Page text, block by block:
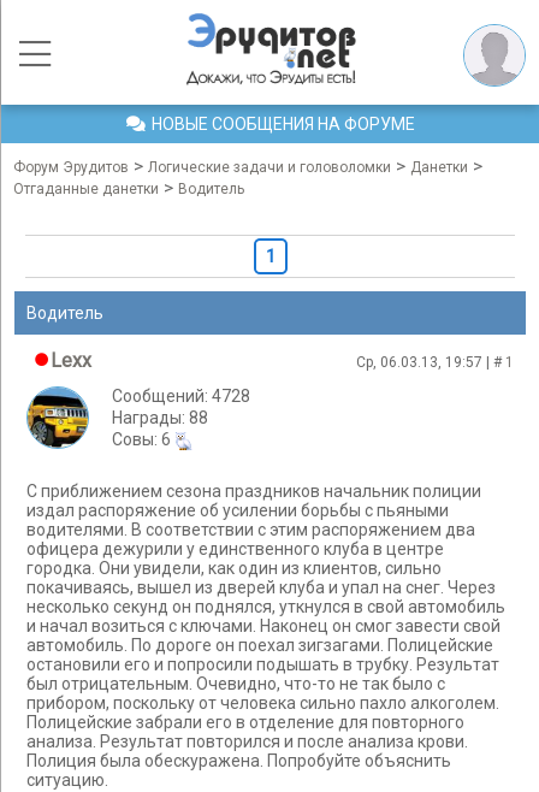
НОВЫЕ СООБЩЕНИЯ НА ФОРУМЕ
Форум Эрудитов > Логические задачи и головоломки > Данетки >
Отгаданные данетки > Водитель
1
Водитель
Lexx Ср, 06.03.13, 19:57 | # 1
Сообщений: 4728
Награды: 88
Cовы: 6
С приближением сезона праздников начальник полиции
издал распоряжение об усилении борьбы с пьяными
водителями. В соответствии с этим распоряжением два
офицера дежурили у единственного клуба в центре
городка. Они увидели, как один из клиентов, сильно
покачиваясь, вышел из дверей клуба и упал на снег. Через
несколько секунд он поднялся, уткнулся в свой автомобиль
и начал возиться с ключами. Наконец он смог завести свой
автомобиль. По дороге он поехал зигзагами. Полицейские
остановили его и попросили подышать в трубку. Результат
был отрицательным. Очевидно, что-то не так было с
прибором, поскольку от человека сильно пахло алкоголем.
Полицейские забрали его в отделение для повторного
анализа. Результат повторился и после анализа крови.
Полиция была обескуражена. Попробуйте объяснить
ситуацию.